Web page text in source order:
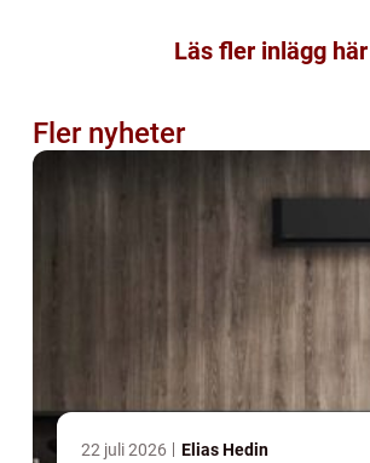
Läs fler inlägg här
Fler nyheter
22 juli 2026 Elias Hedin